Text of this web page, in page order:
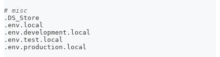
# misc
.DS_Store
.env.local
.env.development.local
.env.test.local
.env.production.local